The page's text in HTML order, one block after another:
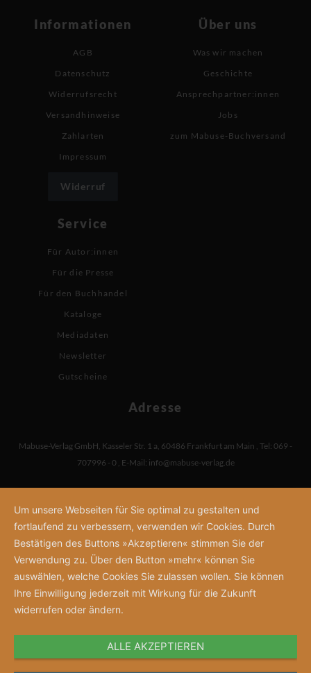
Informationen
AGB
Datenschutz
Widerrufsrecht
Versandhinweise
Zahlarten
Impressum
Widerruf
Über uns
Was wir machen
Geschichte
Ansprechpartner:innen
Jobs
zum Mabuse-Buchversand
Service
Für Autor:innen
Für die Presse
Für den Buchhandel
Kataloge
Mediadaten
Newsletter
Gutscheine
Adresse
Mabuse-Verlag GmbH, Kasseler Str. 1 a, 60486 Frankfurt am Main , Tel: 069 -
707996 - 0 , E-Mail: info@mabuse-verlag.de
Um unsere Webseiten für Sie optimal zu gestalten und
fortlaufend zu verbessern, verwenden wir Cookies. Durch
Bestätigen des Buttons »Akzeptieren« stimmen Sie der
Verwendung zu. Über den Button »mehr« können Sie
auswählen, welche Cookies Sie zulassen wollen. Sie können
Ihre Einwilligung jederzeit mit Wirkung für die Zukunft
widerrufen oder ändern.
ALLE AKZEPTIEREN